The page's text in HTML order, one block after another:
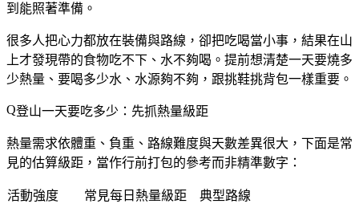
到能照著準備。
很多人把心力都放在裝備與路線，卻把吃喝當小事，結果在山
上才發現帶的食物吃不下、水不夠喝。提前想清楚一天要燒多
少熱量、要喝多少水、水源夠不夠，跟挑鞋挑背包一樣重要。
登山一天要吃多少：先抓熱量級距
熱量需求依體重、負重、路線難度與天數差異很大，下面是常
見的估算級距，當作行前打包的參考而非精準數字：
活動強度 常見每日熱量級距
典型路線